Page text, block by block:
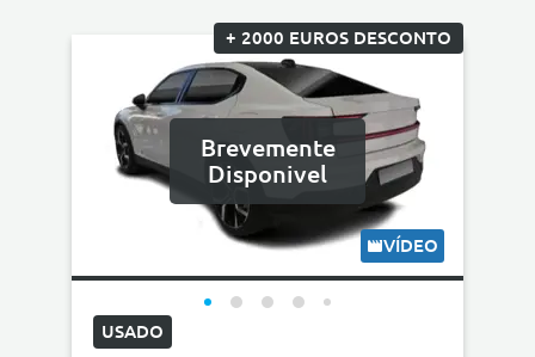
+ 2000 EUROS DESCONTO
Brevemente
Disponivel
VÍDEO
USADO